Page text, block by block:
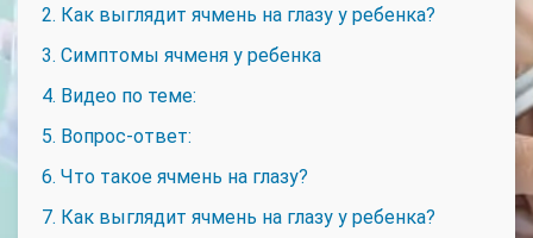
2. Как выглядит ячмень на глазу у ребенка?
3. Симптомы ячменя у ребенка
4. Видео по теме:
5. Вопрос-ответ:
6. Что такое ячмень на глазу?
7. Как выглядит ячмень на глазу у ребенка?